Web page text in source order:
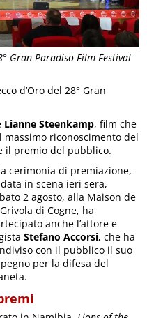
Gran Paradiso Film Festival
d’Oro del 28° Gran
Lianne Steenkamp, film che
riconoscimento del
il premio del pubblico.
cerimonia di premiazione,
in scena ieri sera,
2 agosto, alla Maison de
di Cogne, ha
anche l’attore e
Stefano Accorsi,che ha
con il pubblico il suo
per la difesa del